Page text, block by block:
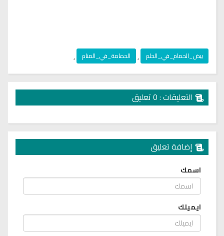
بيض_الحمام_في_الحلم , الحمامة_في_المنام ,
التعليقات : 0 تعليق
إضافة تعليق
اسمك
ايميلك